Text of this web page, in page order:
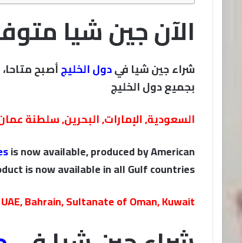
الآن جين شيا
شراء جين شيا فيدول الخليجأصبح
بجميع دول الخليج
السعودية, الإمارات, البحرين, سلطنة
is now available, produced by American
is now available in all Gulf countries
Bahrain, Sultanate of Oman, Kuwait